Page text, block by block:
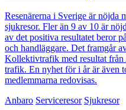
Resenärerna i Sverige är nöjda
sjukresor. Fler än 9 av 10 är
av det positiva resultatet beror
och handläggare. Det framgår
Kollektivtrafik med resultat från
trafik. En nyhet för i år är även
medlemmarna redovisas.
Anbaro Serviceresor Sjukresor